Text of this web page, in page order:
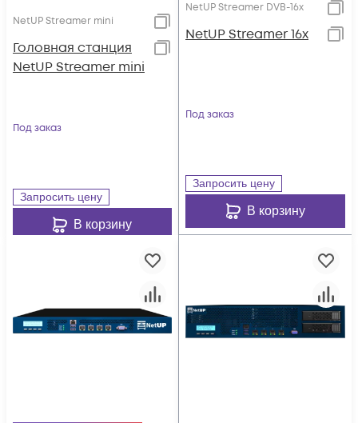
NetUP Streamer mini
Головная станция
NetUP Streamer mini
Под заказ
Запросить цену
В корзину
NetUP Streamer DVB-16x
NetUP Streamer 16x
Под заказ
Запросить цену
В корзину